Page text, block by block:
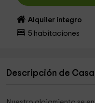
Alquiler íntegro
5 habitaciones
Descripción de Casa